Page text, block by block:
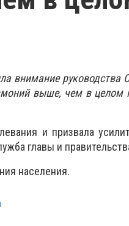
внимание руководства
выше, чем в целом
и призвала
главы и
населения.